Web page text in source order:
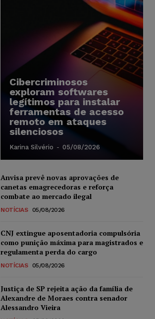
Cibercriminosos
exploram softwares
legítimos para instalar
ferramentas de acesso
remoto em ataques
silenciosos
Karina Silvério - 05/08/2026
Anvisa prevê novas aprovações de
canetas emagrecedoras e reforça
combate ao mercado ilegal
NOTÍCIAS 05/08/2026
CNJ extingue aposentadoria compulsória
como punição máxima para magistrados e
regulamenta perda do cargo
NOTÍCIAS 05/08/2026
Justiça de SP rejeita ação da família de
Alexandre de Moraes contra senador
Alessandro Vieira